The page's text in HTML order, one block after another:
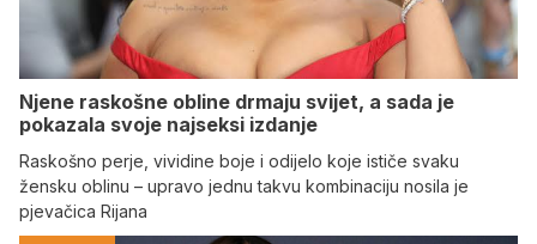
Njene raskošne obline drmaju svijet, a sada je
pokazala svoje najseksi izdanje
Raskošno perje, vividine boje i odijelo koje ističe svaku
žensku oblinu – upravo jednu takvu kombinaciju nosila je
pjevačica Rijana